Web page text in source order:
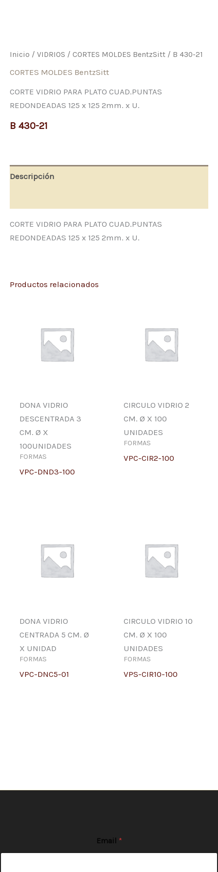
Inicio / VIDRIOS / CORTES MOLDES BentzSitt / B 430-21
CORTES MOLDES BentzSitt
CORTE VIDRIO PARA PLATO CUAD.PUNTAS
REDONDEADAS 125 x 125 2mm. x U.
B 430-21
Descripción
CORTE VIDRIO PARA PLATO CUAD.PUNTAS
REDONDEADAS 125 x 125 2mm. x U.
Productos relacionados
DONA VIDRIO
DESCENTRADA 3
CM. Ø X
100UNIDADES
FORMAS
VPC-DND3-100
CIRCULO VIDRIO 2
CM. Ø X 100
UNIDADES
FORMAS
VPC-CIR2-100
DONA VIDRIO
CENTRADA 5 CM. Ø
X UNIDAD
FORMAS
VPC-DNC5-01
CIRCULO VIDRIO 10
CM. Ø X 100
UNIDADES
FORMAS
VPS-CIR10-100
Email *